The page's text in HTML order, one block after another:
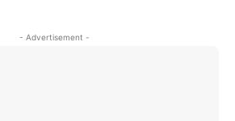
- Advertisement -